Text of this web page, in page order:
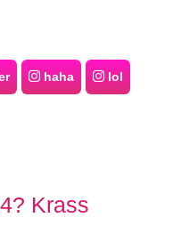
haha lol
Krass